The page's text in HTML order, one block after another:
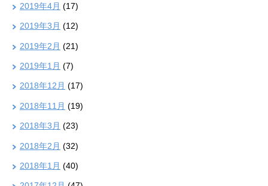
2019年4月 (17)
2019年3月 (12)
2019年2月 (21)
2019年1月 (7)
2018年12月 (17)
2018年11月 (19)
2018年3月 (23)
2018年2月 (32)
2018年1月 (40)